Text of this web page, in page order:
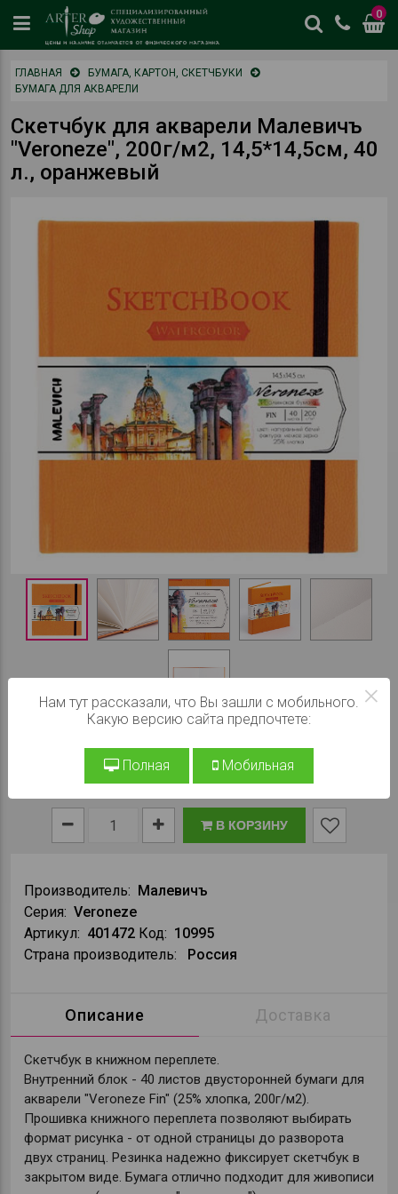
0
цены
от
ГЛАВНАЯ
БУМАГА, КАРТОН, СКЕТЧБУКИ
БУМАГА ДЛЯ АКВАРЕЛИ
Скетчбук для акварели Малевичъ
"Veroneze", 200г/м2, 14,5*14,5см, 40
л., оранжевый
При заказе на сайте:990 ₽
В КОРЗИНУ
Производитель: Малевичъ
Серия: Veroneze
Артикул: 401472 Код: 10995
Страна производитель:
Россия
Описание Доставка
Скетчбук в книжном переплете.
Внутренний блок - 40 листов двусторонней бумаги для
акварели "Veroneze Fin" (25% хлопка, 200г/м2).
Прошивка книжного переплета позволяют выбирать
формат рисунка - от одной страницы до разворота
двух страниц. Резинка надежно фиксирует скетчбук в
закрытом виде. Бумага отлично подходит для живописи
×
Нам тут рассказали, что Вы зашли с мобильного.
Какую версию сайта предпочтете:
Полная Мобильная